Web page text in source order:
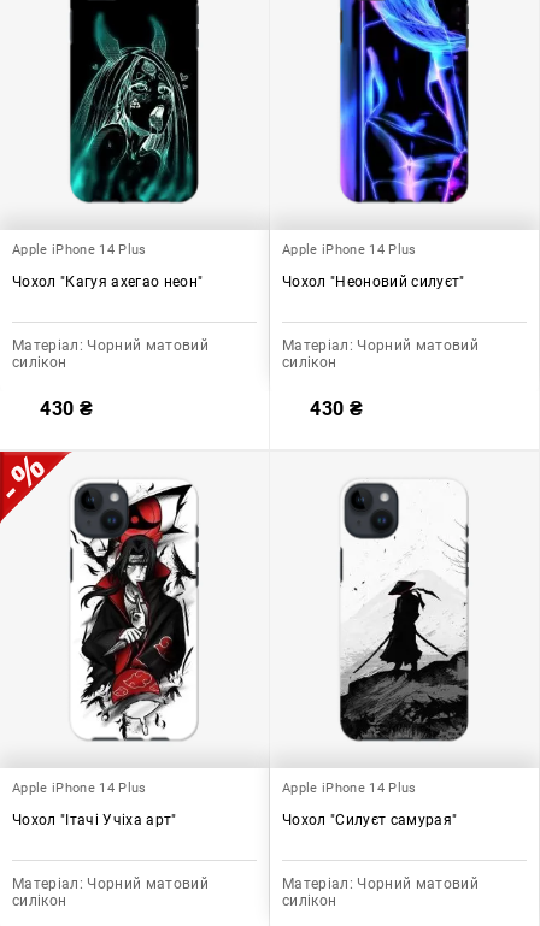
Apple iPhone 14 Plus
Чохол "Кагуя ахегао неон"
Матеріал: Чорний матовий
силікон
430 ₴
Apple iPhone 14 Plus
Чохол "Неоновий силуєт"
Матеріал: Чорний матовий
силікон
430 ₴
Apple iPhone 14 Plus
Чохол "Ітачі Учіха арт"
Матеріал: Чорний матовий
силікон
Apple iPhone 14 Plus
Чохол "Силуєт самурая"
Матеріал: Чорний матовий
силікон